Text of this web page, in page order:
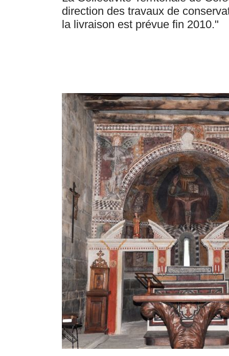
direction des travaux de
la livraison est prévue fin 2010."